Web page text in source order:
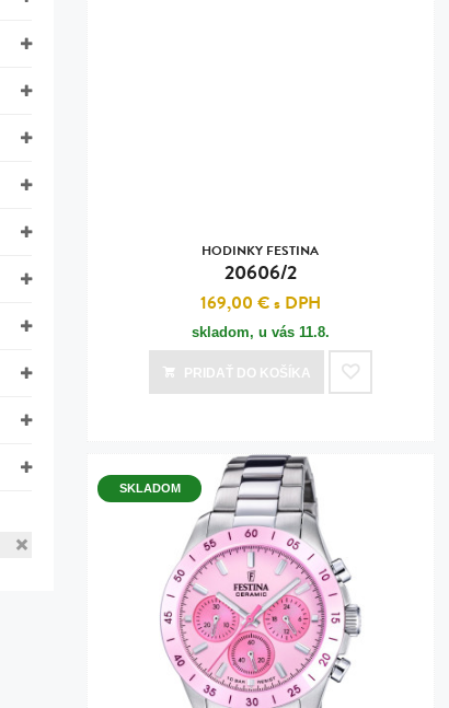
HODINKY FESTINA
20606/2
169,00 €s DPH
skladom, u vás 11.8.
PRIDAŤDO KOŠÍKA
SKLADOM